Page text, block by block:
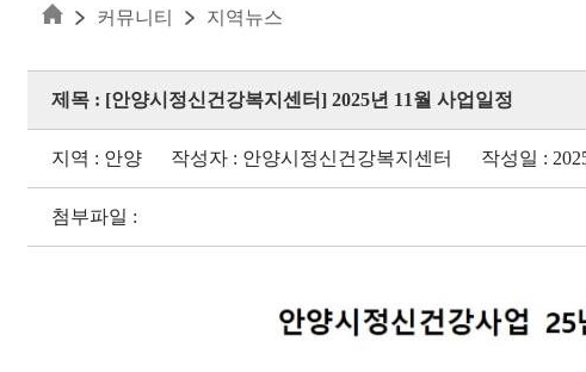
커뮤니티 지역뉴스
제목 : [안양시정신건강복지센터] 2025년 11월 사업일정
지역 : 안양 작성자 : 안양시정신건강복지센터 작성일 :
첨부파일 :